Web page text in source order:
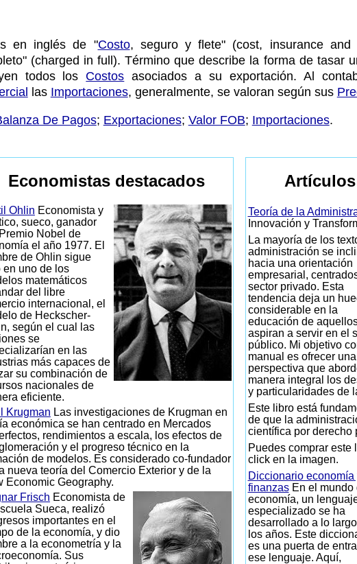
en inglés de "Costo, seguro y flete" (cost, insurance
(charged in full). Término que describe la forma de tasar
todos los Costos asociados a su exportación. Al
las Importaciones, generalmente, se valoran según sus
De Pagos; Exportaciones; Valor FOB; Importaciones.
Economistas destacados
Ohlin Economista y
sueco, ganador
Nobel de
el año 1977. El
de Ohlin sigue
en uno de los
matemáticos
del libre
internacional, el
de Heckscher-
según el cual las
se
en las
más capaces de
su combinación de
nacionales de
eficiente.
Krugman Las investigaciones de Krugman en
económica se han centrado en Mercados
rendimientos a escala, los efectos de
y el progreso técnico en la
de modelos. Es considerado co-fundador
nueva teoría del Comercio Exterior y de la
Economic Geography.
Frisch Economista de
Sueca, realizó
importantes en el
de la economía, y dio
a la econometría y la
Sus
Teoría de la
Innovación y
La mayoría de los
administración se
hacia una orientación
empresarial,
sector privado. Esta
tendencia deja un
considerable en la
educación de
aspiran a servir en el
público. Mi objetivo
manual es ofrecer una
perspectiva que
manera integral los
y particularidades de
Este libro está
de que la
científica por derecho
Puedes comprar este
click en la imagen.
Diccionario economía
finanzasEn el mundo
economía, un
especializado se ha
desarrollado a lo
los años. Este
es una puerta de
ese lenguaje. Aquí,